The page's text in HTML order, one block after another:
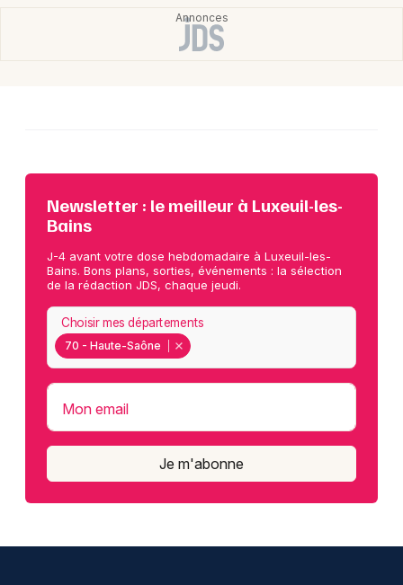
Newsletter : le meilleur à Luxeuil-les-
Bains
J-4 avant votre dose hebdomadaire à Luxeuil-les-
Bains. Bons plans, sorties, événements : la sélection
de la rédaction JDS, chaque jeudi.
70 - Haute-Saône
Choisir mes départements
Mon email
Je m'abonne